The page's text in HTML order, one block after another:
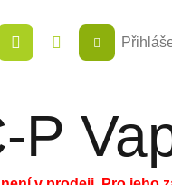
NÁKUPNÍ
KOŠÍK
P